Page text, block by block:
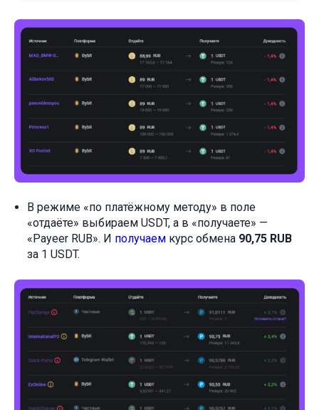
В режиме «по платёжному методу» в поле
«отдаёте» выбираем USDT, а в «получаете» —
«Payeer RUB». И получаем курс обмена 90,75 RUB
за 1 USDT.